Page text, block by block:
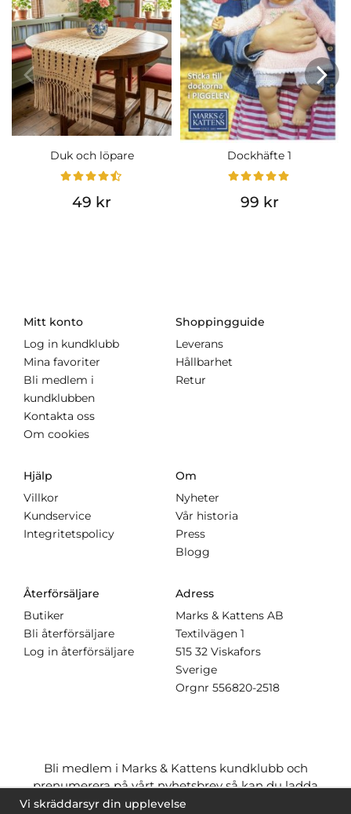
Duk och löpare
49 kr
Dockhäfte 1
99 kr
Mitt konto
Log in kundklubb
Mina favoriter
Bli medlem i
kundklubben
Kontakta oss
Om cookies
Shoppingguide
Leverans
Hållbarhet
Retur
Hjälp
Villkor
Kundservice
Integritetspolicy
Om
Nyheter
Vår historia
Press
Blogg
Återförsäljare
Butiker
Bli återförsäljare
Log in återförsäljare
Adress
Marks & Kattens AB
Textilvägen 1
515 32 Viskafors
Sverige
Orgnr 556820-2518
Bli medlem i Marks & Kattens kundklubb och
prenumerera på vårt nyhetsbrev så kan du ladda
ner många mönstergratisoch få många
Vi skräddarsyr din upplevelse